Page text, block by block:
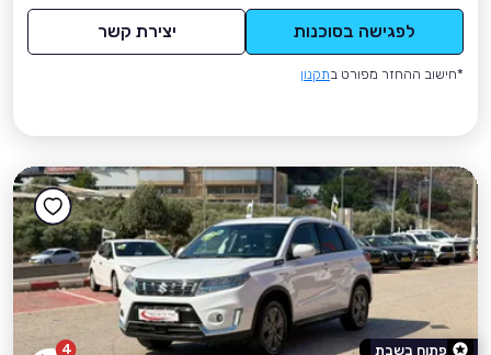
לפגישה בסוכנות יצירת קשר
*חישוב ההחזר מפורט בתקנון
4 פתוח בשבת